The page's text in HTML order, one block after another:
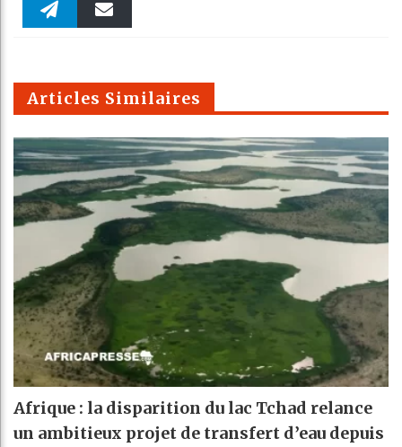
Faceboo Twitter
m
Articles Similaires
Afrique : la disparition du lac Tchad relance
un ambitieux projet de transfert d’eau depuis